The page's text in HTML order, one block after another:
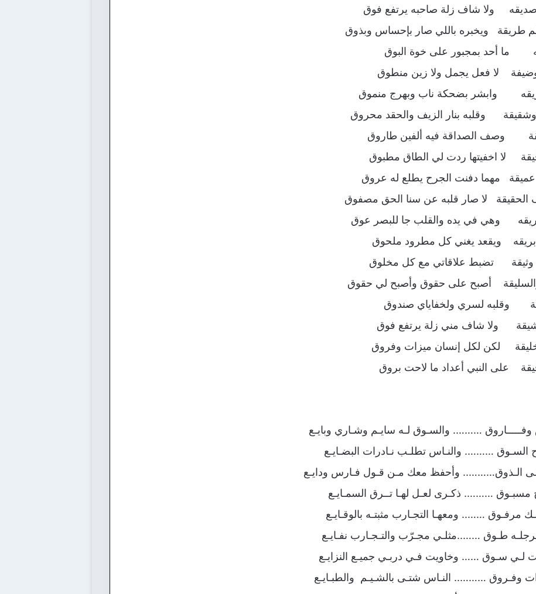
صديقه ولا شاف زلة صاحبه يرتفع فوق
طريقة ويخبره باللي صار بإحساس وبذوق
ما أحد بمجبور على خوة البوق
لا فعل يجمل ولا زين منطوق
وابشر بضحكة ناب وبهرج منموق
وقلبه بنار الزيف والحقد محروق
وصف الصداقة فيه ألفين طاروق
لا اخفيتها ردت لي الطاق مطبوق
مهما دفنت الجرح يطلع له عروق
الحقيقة لا صار قلبه عن سنا الحق مصفوق
وهي في يده والقلب جا للبصر عوق
ويقعد يغني كل مطرود ملحوق
وثيقة تضبط علاقاتي مع كل مخلوق
أصبح على حقوق وأصبح لي حقوق
وقلبه لسري ولخفاياي صندوق
ولا شاف مني زلة يرتفع فوق
لكن لكل إنسان ميزات وفروق
على النبي أعداد ما لاحت بروق
وفـــــاروق ………. والسـوق لـه سايـم وشـاري وبايـع
السـوق ………. والنـاس تطلـب نـادرات البضـايـع
الـذوق……….. وأحفظ معك مـن قـول فـارس ودايـع
مسبـوق ………. ذكـرى لعـل لهـا تــرق السمـايـع
مرفـوق …….. ومعهـا التجـارب مثبتـه بالوقـايـع
طـوق ……..مثلـي مجـرّب والتـجـارب نفـايـع
سـوق …… وخاويت فـي دربـي جميـع النزايـع
وفـروق ……….. النـاس شتـى بالشـيـم والطبـايـع